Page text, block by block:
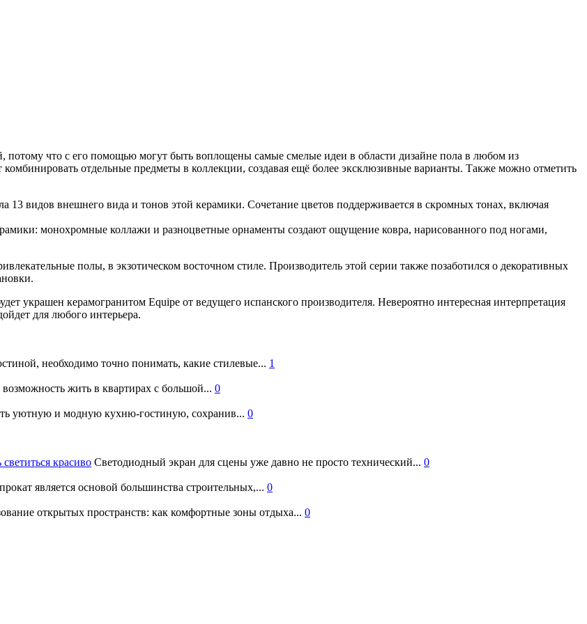
потому что с его помощью могут быть воплощены самые смелые идеи в области дизайне пола в любом из
отдельные предметы в коллекции, создавая ещё более эксклюзивные варианты. Также можно отметить
13 видов внешнего вида и тонов этой керамики. Сочетание цветов поддерживается в скромных тонах, включая
монохромные коллажи и разноцветные орнаменты создают ощущение ковра, нарисованного под ногами,
полы, в экзотическом восточном стиле. Производитель этой серии также позаботился о декоративных
украшен керамогранитом Equipe от ведущего испанского производителя. Невероятно интересная интерпретация
для любого интерьера.
необходимо точно понимать, какие стилевые... 1
жить в квартирах с большой... 0
уютную и модную кухню-гостиную, сохранив... 0
красиво Светодиодный экран для сцены уже давно не просто технический... 0
является основой большинства строительных,... 0
открытых пространств: как комфортные зоны отдыха... 0